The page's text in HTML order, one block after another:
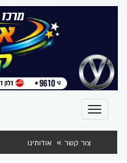
צור קשר אודותינו